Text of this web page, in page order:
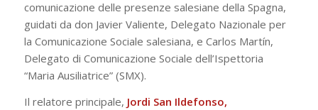
comunicazione delle presenze salesiane della Spagna,
guidati da don Javier Valiente, Delegato Nazionale per
la Comunicazione Sociale salesiana, e Carlos Martín,
Delegato di Comunicazione Sociale dell’Ispettoria
“Maria Ausiliatrice” (SMX).
Il relatore principale, Jordi San Ildefonso,